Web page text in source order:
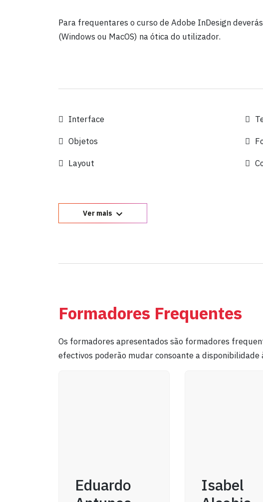
Para frequentares o curso de Adobe InDesign
(Windows ou MacOS) na ótica do utilizador.
Interface
Objetos
Layout
Ver mais
Formadores Frequentes
Os formadores apresentados são formadores
efectivos poderão mudar consoante a disponibilidade
Eduardo
Isabel